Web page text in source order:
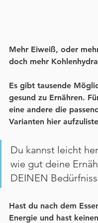
Mehr Eiweiß, oder
doch mehr
Es gibt tausende
gesund zu Ernähren.
eine andere die
Varianten hier
Du kannst leicht
wie gut deine
DEINEN
Hast du nach dem
Energie und hast